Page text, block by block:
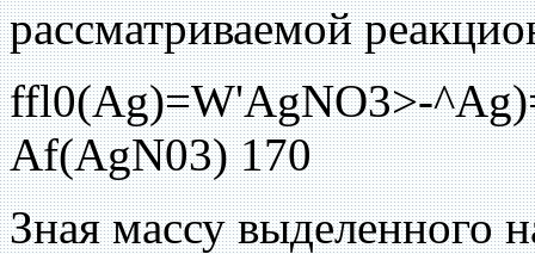
рассматриваемой
ffl0(Ag)=W'AgNO3>-
Af(AgN03) 170
Зная массу выделенного